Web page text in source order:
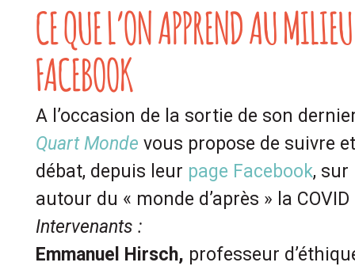
CE QUE L’ON APPREND AU
FACEBOOK
A l’occasion de la sortie de son
Quart Monde vous propose de suivre
débat, depuis leur page Facebook, sur
autour du « monde d’après » la COVID
Intervenants :
Emmanuel Hirsch, professeur